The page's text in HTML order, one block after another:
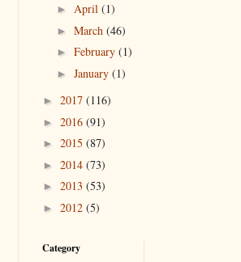
► April (1)
► March (46)
► February (1)
► January (1)
► 2017 (116)
► 2016 (91)
► 2015 (87)
► 2014 (73)
► 2013 (53)
► 2012 (5)
Category